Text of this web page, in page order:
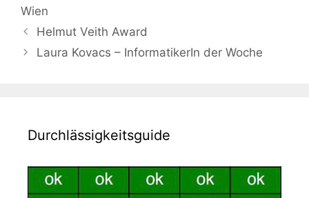
Wien
Beitrags-
Navigation
Helmut Veith Award
Laura Kovacs – InformatikerIn der Woche
Durchlässigkeitsguide